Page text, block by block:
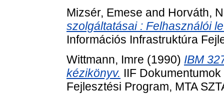
Mizsér, Emese and Horváth,
szolgáltatásai : Felhasználói
Információs Infrastruktúra
Wittmann, Imre (1990) IBM
kézikönyv. IIF
Fejlesztési Program, MTA